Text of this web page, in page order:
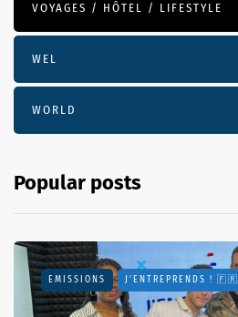
VOYAGES / HÔTEL / LIFESTYLE
WEL
WORLD
Popular posts
EMISSIONS J'ENTREPRENDS ! 🇫🇷